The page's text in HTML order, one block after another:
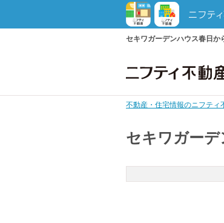
セキワガーデンハウス春日か
不動産・住宅情報のニフティ
セキワガーデ